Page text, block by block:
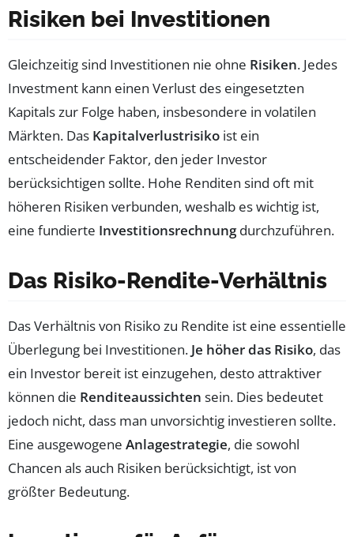
Risiken bei Investitionen
Gleichzeitig sind Investitionen nie ohne Risiken. Jedes
Investment kann einen Verlust des eingesetzten
Kapitals zur Folge haben, insbesondere in volatilen
Märkten. Das Kapitalverlustrisiko ist ein
entscheidender Faktor, den jeder Investor
berücksichtigen sollte. Hohe Renditen sind oft mit
höheren Risiken verbunden, weshalb es wichtig ist,
eine fundierte Investitionsrechnungdurchzuführen.
Das Risiko-Rendite-Verhältnis
Das Verhältnis von Risiko zu Rendite ist eine essentielle
Überlegung bei Investitionen. Je höher das Risiko, das
ein Investor bereit ist einzugehen, desto attraktiver
können die Renditeaussichten sein. Dies bedeutet
jedoch nicht, dass man unvorsichtig investieren sollte.
Eine ausgewogene Anlagestrategie, die sowohl
Chancen als auch Risiken berücksichtigt, ist von
größter Bedeutung.